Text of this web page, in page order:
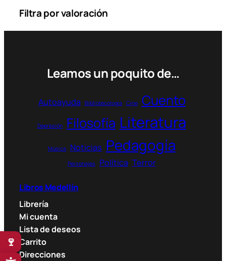
Filtra por valoración
Leamos un poquito de…
Autoayuda Bibliotecología Cine Cuento
Depresión Filosofía Literatura
Música Noticias Pedagogía
Personajes Política Terror
Libros Medellín
Librería
Mi cuenta
Lista de deseos
Carrito
Direcciones
🍷